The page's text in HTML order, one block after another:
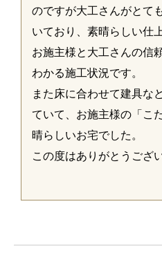
のですが大工さんがとて
いており、素晴らしい仕
お施主様と大工さんの信
わかる施工状況です。
また床に合わせて建具な
ていて、お施主様の「こ
晴らしいお宅でした。
この度はありがとうござ